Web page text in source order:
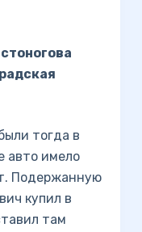
тогда в
авто имело
Подержанную
купил в
там